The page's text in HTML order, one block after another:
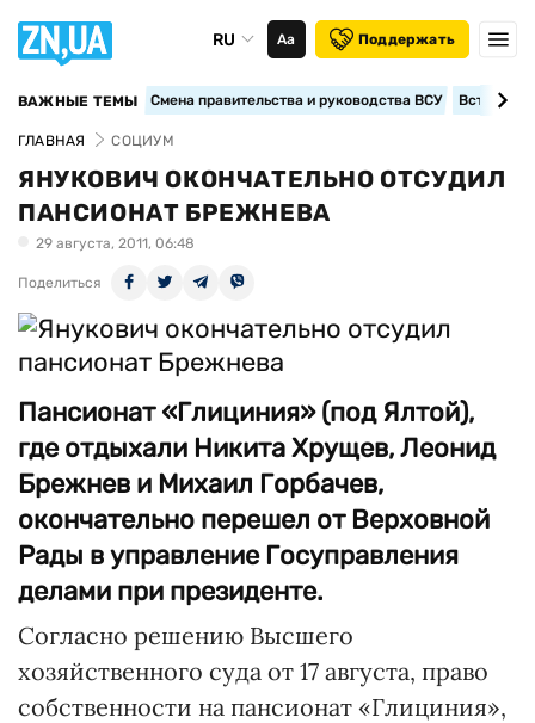
RU Аа Поддержать
ВАЖНЫЕ ТЕМЫ Смена правительства и руководства ВСУ
ГЛАВНАЯ СОЦИУМ
ЯНУКОВИЧ ОКОНЧАТЕЛЬНО ОТСУДИЛ
ПАНСИОНАТ БРЕЖНЕВА
29 августа, 2011, 06:48
Поделиться
Пансионат «Глициния» (под Ялтой),
где отдыхали Никита Хрущев, Леонид
Брежнев и Михаил Горбачев,
окончательно перешел от Верховной
Рады в управление Госуправления
делами при президенте.
Согласно решению Высшего
хозяйственного суда от 17 августа, право
собственности на пансионат «Глициния»,